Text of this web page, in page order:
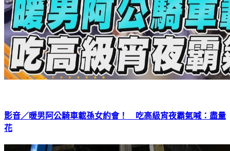
影音／暖男阿公騎車載孫女約會！ 吃高級宵夜霸氣喊：盡量
花